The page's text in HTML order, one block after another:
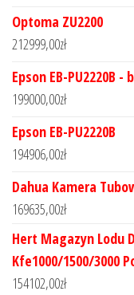
Optoma ZU2200
212999,00zł
Epson EB-PU2220B
199000,00zł
Epson EB-PU2220B
194906,00zł
Dahua Kamera
169635,00zł
Hert Magazyn Lodu
Kfe1000/1500/3000
154102,00zł